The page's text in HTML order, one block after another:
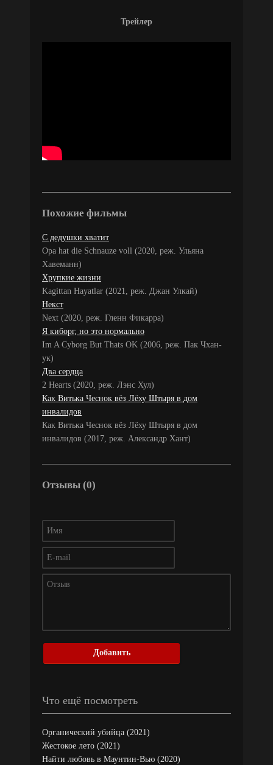
Трейлер
Похожие фильмы
С дедушки хватит
Opa hat die Schnauze voll (2020, реж. Ульяна
Хавеманн)
Хрупкие жизни
Kagittan Hayatlar (2021, реж. Джан Улкай)
Некст
Next (2020, реж. Гленн Фикарра)
Я киборг, но это нормально
Im A Cyborg But Thats OK (2006, реж. Пак Чхан-
ук)
Два сердца
2 Hearts (2020, реж. Лэнс Хул)
Как Витька Чеснок вёз Лёху Штыря в дом
инвалидов
Как Витька Чеснок вёз Лёху Штыря в дом
инвалидов (2017, реж. Александр Хант)
Отзывы (0)
Добавить
Что ещё посмотреть
Органический убийца (2021)
Жестокое лето (2021)
Найти любовь в Маунтин-Вью (2020)